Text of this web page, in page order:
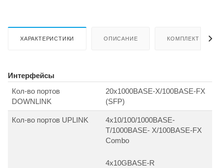
ХАРАКТЕРИСТИКИ ОПИСАНИЕ КОМПЛЕКТ
Интерфейсы
Кол-во портов
DOWNLINK
20х1000BASE-X/100BASE-FX
(SFP)
Кол-во портов UPLINK
4х10/100/1000BASE-
T/1000BASE- X/100BASE-FX
Combo
4х10GBASE-R